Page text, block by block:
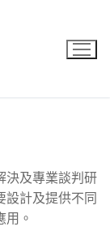
決及專業談判研
設計及提供不同
。